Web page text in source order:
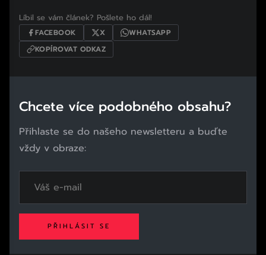
Líbil se vám článek? Pošlete ho dál!
FACEBOOK X
WHATSAPP
KOPÍROVAT ODKAZ
Chcete více podobného obsahu?
Přihlaste se do našeho newsletteru a buďte
vždy v obraze:
PŘIHLÁSIT SE